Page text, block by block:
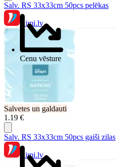
Cenu vēsture
Salv. RS 33x33cm 50pcs pelēkas
Rimi.lv
Salvetes un galdauti
1.19 €
Salv. RS 33x33cm 50pcs gaiši zilas
Rimi.lv